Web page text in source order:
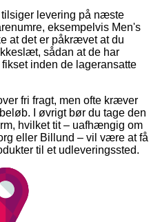
tilsiger levering på næste
eksempelvis Men's
at det er påkrævet at du
sådan at de har
inden de lageransatte
fri fragt, men ofte kræver
I øvrigt bør du tage den
hvilket tit – uafhængig om
eller Billund – vil være at få
til et udleveringssted.